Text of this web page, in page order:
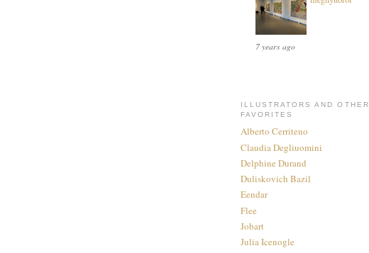
7 years ago
ILLUSTRATORS AND OTHER
FAVORITES
Alberto Cerriteno
Claudia Degliuomini
Delphine Durand
Duliskovich Bazil
Eendar
Flee
Jobart
Julia Icenogle